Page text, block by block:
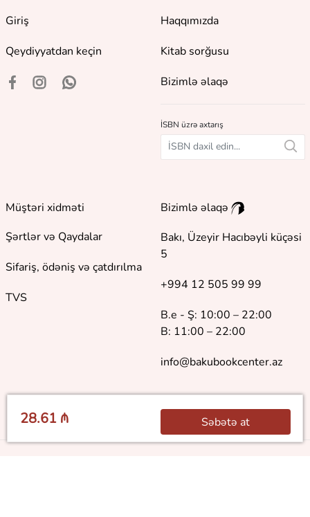
28.61 ₼ Səbətə at
Giriş
Qeydiyyatdan keçin
Haqqımızda
Kitab sorğusu
Bizimlə əlaqə
İSBN üzrə axtarış
Müştəri xidməti
Şərtlər və Qaydalar
Sifariş, ödəniş və çatdırılma
TVS
Bizimlə əlaqə
Bakı, Üzeyir Hacıbəyli küçəsi
5
+994 12 505 99 99
B.e - Ş: 10:00 – 22:00
B: 11:00 – 22:00
info@bakubookcenter.az